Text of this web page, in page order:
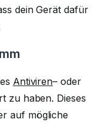
dein Gerät dafür
Antiviren– oder
zu haben. Dieses
auf mögliche